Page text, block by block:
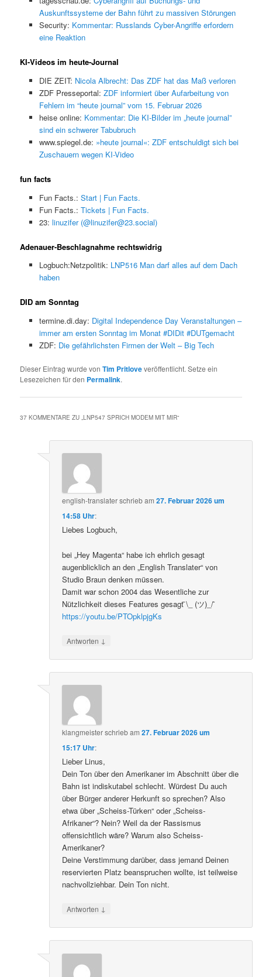
Auskunftssysteme der Bahn führt zu massiven Störungen
Security: Kommentar: Russlands Cyber-Angriffe erfordern
eine Reaktion
KI-Videos im heute-Journal
DIE ZEIT: Nicola Albrecht: Das ZDF hat das Maß verloren
ZDF Presseportal: ZDF informiert über Aufarbeitung von
Fehlern im “heute journal” vom 15. Februar 2026
heise online: Kommentar: Die KI-Bilder im „heute journal”
sind ein schwerer Tabubruch
www.spiegel.de: »heute journal«: ZDF entschuldigt sich bei
Zuschauern wegen KI-Video
fun facts
Fun Facts.: Start | Fun Facts.
Fun Facts.: Tickets | Fun Facts.
23: linuzifer (@linuzifer@23.social)
Adenauer-Beschlagnahme rechtswidrig
Logbuch:Netzpolitik: LNP516 Man darf alles auf dem Dach
haben
DID am Sonntag
termine.di.day: Digital Independence Day Veranstaltungen –
immer am ersten Sonntag im Monat #DIDit #DUTgemacht
ZDF: Die gefährlichsten Firmen der Welt – Big Tech
Dieser Eintrag wurde vonTim Pritloveveröffentlicht. Setze ein
Lesezeichen für den Permalink.
37 KOMMENTARE ZU „LNP547 SPRICH MODEM MIT MIR“
english-translaterschriebam27. Februar 2026 um
14:58 Uhr:
Liebes Logbuch,
bei „Hey Magenta“ habe ich ehrlich gesagt
augenblicklich an den „English Translater“ von
Studio Braun denken müssen.
Damit war schon 2004 das Wesentliche zur
Nützlichkeit dieses Features gesagt ̄\_ (ツ)_/ ̄
https://youtu.be/PTOpklpjgKs
Antworten ↓
klangmeisterschriebam27. Februar 2026 um
15:17 Uhr:
Lieber Linus,
Dein Ton über den Amerikaner im Abschnitt über die
Bahn ist indiskutabel schlecht. Würdest Du auch
über Bürger anderer Herkunft so sprechen? Also
etwa über „Scheiss-Türken“ oder „Scheiss-
Afrikaner“? Nein? Weil da der Rassismus
offensichtlich wäre? Warum also Scheiss-
Amerikaner?
Deine Verstimmung darüber, dass jemand Deinen
reservierten Platz beanspruchen wollte, ist teilweise
nachvollziehbar. Dein Ton nicht.
Antworten ↓